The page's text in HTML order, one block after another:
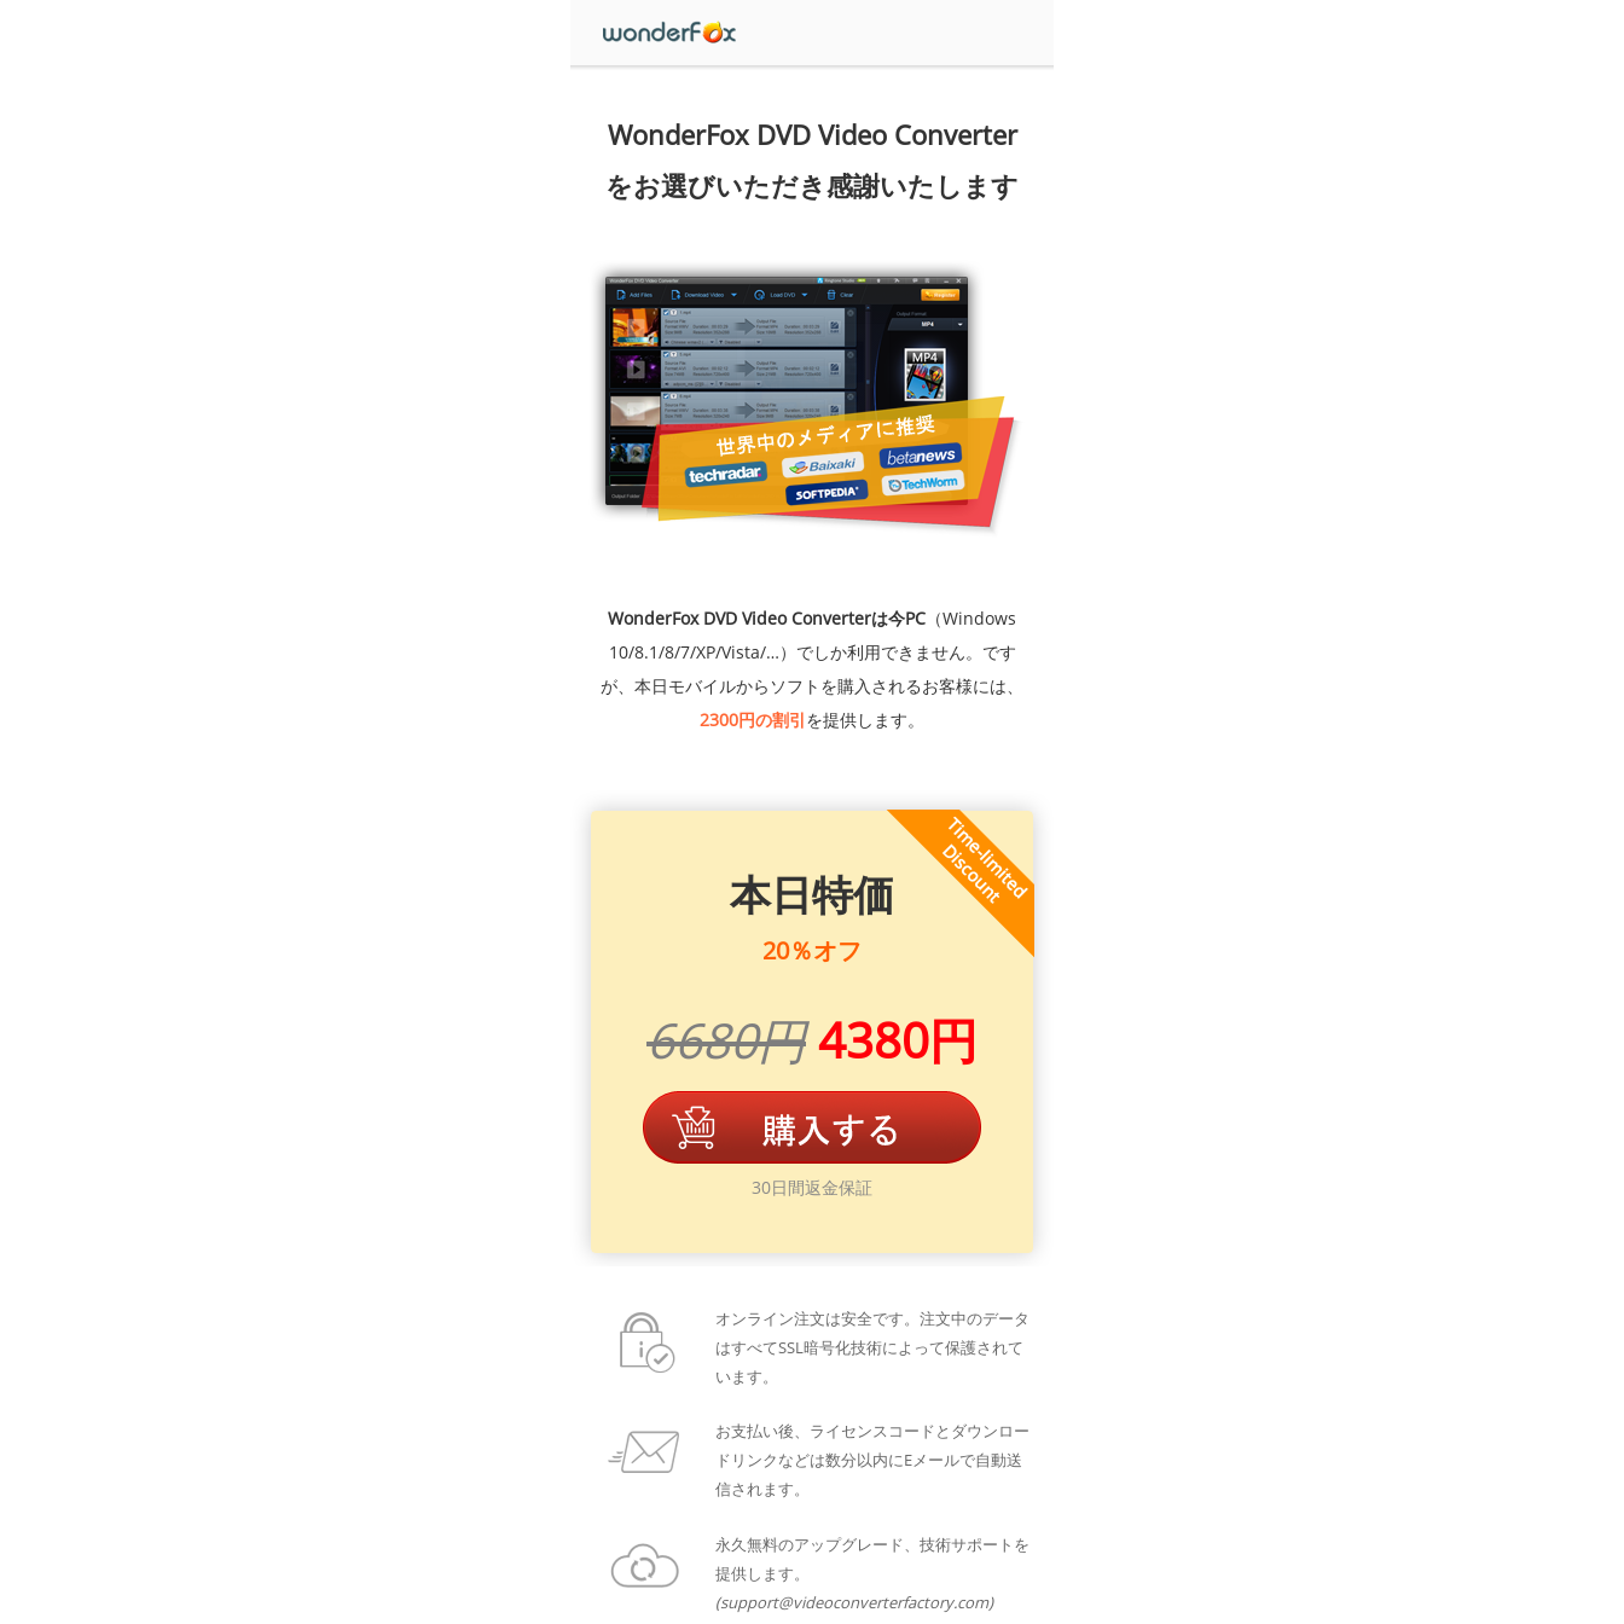
WonderFox DVD Video Converter
をお選びいただき感謝いたします
WonderFox DVD Video Converterは今PC （Windows
10/8.1/8/7/XP/Vista/…）でしか利用できません。です
が、本日モバイルからソフトを購入されるお客様には、
2300円の割引を提供します。
本日特価
20％オフ
6680円4380円
30日間返金保証
オンライン注文は安全です。注文中のデータ
はすべてSSL暗号化技術によって保護されて
います。
お支払い後、ライセンスコードとダウンロー
ドリンクなどは数分以内にEメールで自動送
信されます。
永久無料のアップグレード、技術サポートを
提供します。
(support@videoconverterfactory.com)